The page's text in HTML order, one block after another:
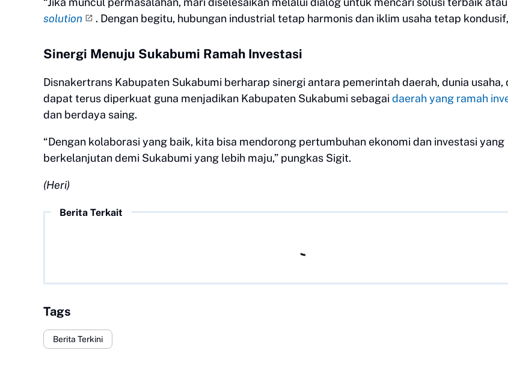
solution
. Dengan begitu, hubungan industrial tetap harmonis dan iklim usaha tetap
Sinergi Menuju Sukabumi Ramah Investasi
Disnakertrans Kabupaten Sukabumi berharap sinergi antara pemerintah daerah, dunia usaha,
dapat terus diperkuat guna menjadikan Kabupaten Sukabumi sebagai daerah yang ramah
dan berdaya saing.
“Dengan kolaborasi yang baik, kita bisa mendorong pertumbuhan ekonomi dan investasi yang
berkelanjutan demi Sukabumi yang lebih maju,” pungkas Sigit.
(Heri)
Berita Terkait
Tags
Berita Terkini